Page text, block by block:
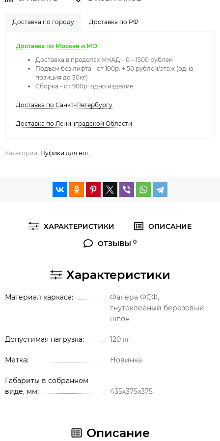
Доставка по городу Доставка по РФ
Доставка по Москве и МО
Доставка в пределах МКАД - 0—1500 рублей
Подъем без лифта - от 100р. + 50 рублей/этаж (одна
позиция до 30кг)
Сборка - от 900р. одно изделие
Доставка по Санкт-Петербургу
Доставка по Ленинградской Области
Категории: Пуфики для ног,
ХАРАКТЕРИСТИКИ
ОПИСАНИЕ
ОТЗЫВЫ 0
Характеристики
Материал каркаса
Фанера ФСФ,
гнутоклееный березовый
шпон
Допустимая нагрузка 120 кг
Метка Новинка
Габариты в собранном
виде, мм
435x375x375
Описание